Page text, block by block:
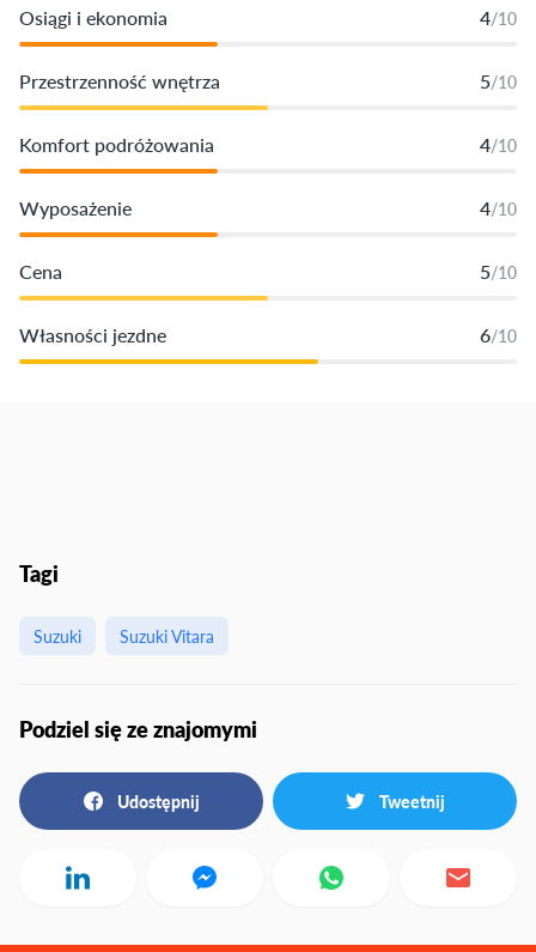
Osiągi i ekonomia 4/10
Przestrzenność wnętrza 5/10
Komfort podróżowania 4/10
Wyposażenie 4/10
Cena 5/10
Własności jezdne 6/10
Tagi
Suzuki Suzuki Vitara
Podziel się ze znajomymi
Udostępnij Tweetnij